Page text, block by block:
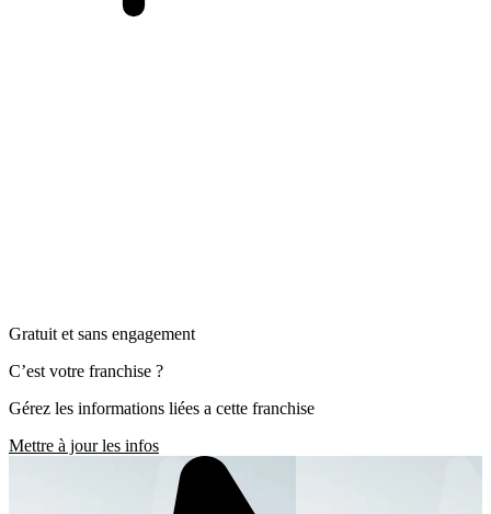
Gratuit et sans engagement
C’est votre franchise ?
Gérez les informations liées a cette franchise
Mettre à jour les infos